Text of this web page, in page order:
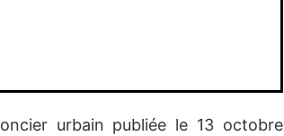
urbain publiée le 13 octobre